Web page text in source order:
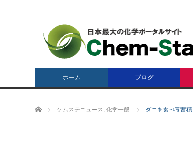
ホーム ブログ
ホーム ケムステニュース, 化学一般 ダニを食べ毒蓄